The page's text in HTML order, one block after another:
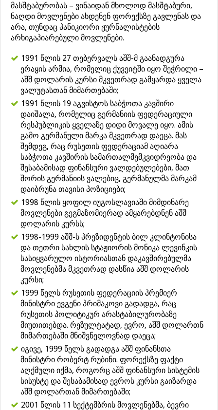
მასშტაბურობას – ვინაიდან მხოლოდ მასშტაბური,
ნაღდი მოვლენები ახდენენ ფორექსზე გავლენას და
არა, თუნდაც პანიკიორი ჟურნალისტების
არხიგაპიარებული მოვლენები.
1991 წლის 27 თებერვალს აშშ-მ გაანადგურა
ერაყის არმია, რომელიც ქუვეიტში იყო შეჭრილი –
აშშ დოლარის კურსი მკვეთრად გამყარდა ყველა
ვალუტასთან მიმართებაში;
1991 წლის 19 აგვისტოს საბჭოთა კავშირი
დაიშალა, რომელიც გერმანიის ფედერაციული
რესპუბლიკის ყველაზე დიდი მოვალე იყო. ამის
გამო გერმანული მარკა მკვეთრად დაეცა. მას
შემდეგ, რაც რუსეთის ფედერაციამ აღიარა
საბჭოთა კავშირის სამართალმემკვიდრეობა და
შესაბამისად ფინანსური ვალდებულებები, მათ
შორის გერმანიის ვალებიც, გერმანულმა მარკამ
დაიბრუნა თავისი პოზიციები;
1998 წლის ყოფილ იუგოსლავიაში მიმდინარე
მოვლენები გეგმაზომიერად ამყარებდნენ აშშ
დოლარის კურსს;
1998-1999 აშშ-ს პრეზიდენტის ბილ კლინტონისა
და თეთრი სახლის სტაჟიორის მონიკა ლევინკის
სასიყვარულო ისტორიასთან დაკავშირებულმა
მოვლენებმა მკვეთრად დასწია აშშ დოლარის
კურსი;
1999 წელს რუსეთის ფედერაციის პრემიერ
მინისტრი ევგენი პრიმაკოვი გადადგა, რაც
რუსეთის პოლიტიკურ არასტაბილურობაზე
მიუთითებდა. რეზულტატად, ევრო, აშშ დოლართნ
მიმართებაში მნიშვნელოვნად დაეცა;
იგივე, 1999 წელს გადადგა აშშ ფინანსთა
მინისტრი რობერტ რუბინი. ფორექსზე ფაქტი
აღქმული იქმა, როგორც აშშ ფინანსური სისტემის
სისუსტე და შესაბამისად ევროს კურსი გაიზარდა
აშშ დოლართან მიმართებაში;
2001 წლის 11 სექტემბრის მოვლენებმა, ბევრი